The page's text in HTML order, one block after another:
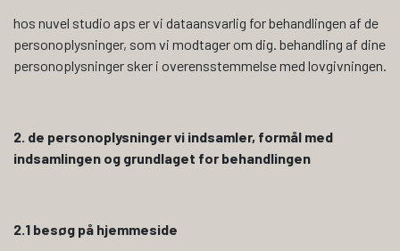
hos nuvel studio aps er vi dataansvarlig for behandlingen af de
personoplysninger, som vi modtager om dig. behandling af dine
personoplysninger sker i overensstemmelse med lovgivningen.
2. de personoplysninger vi indsamler, formål med
indsamlingen og grundlaget for behandlingen
2.1 besøg på hjemmeside